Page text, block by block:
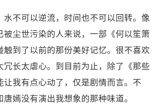
水不可以逆流，时间也不可以回转。像
被尘世污染的人来说，一部《何以笙箫
触到了以前的那份美好记忆。很不喜欢
冗长太虐心。到目前为止，除了《那些
让我有点心动了，仅是剧情而言。不
嫣没有演出我想象的那种味道。